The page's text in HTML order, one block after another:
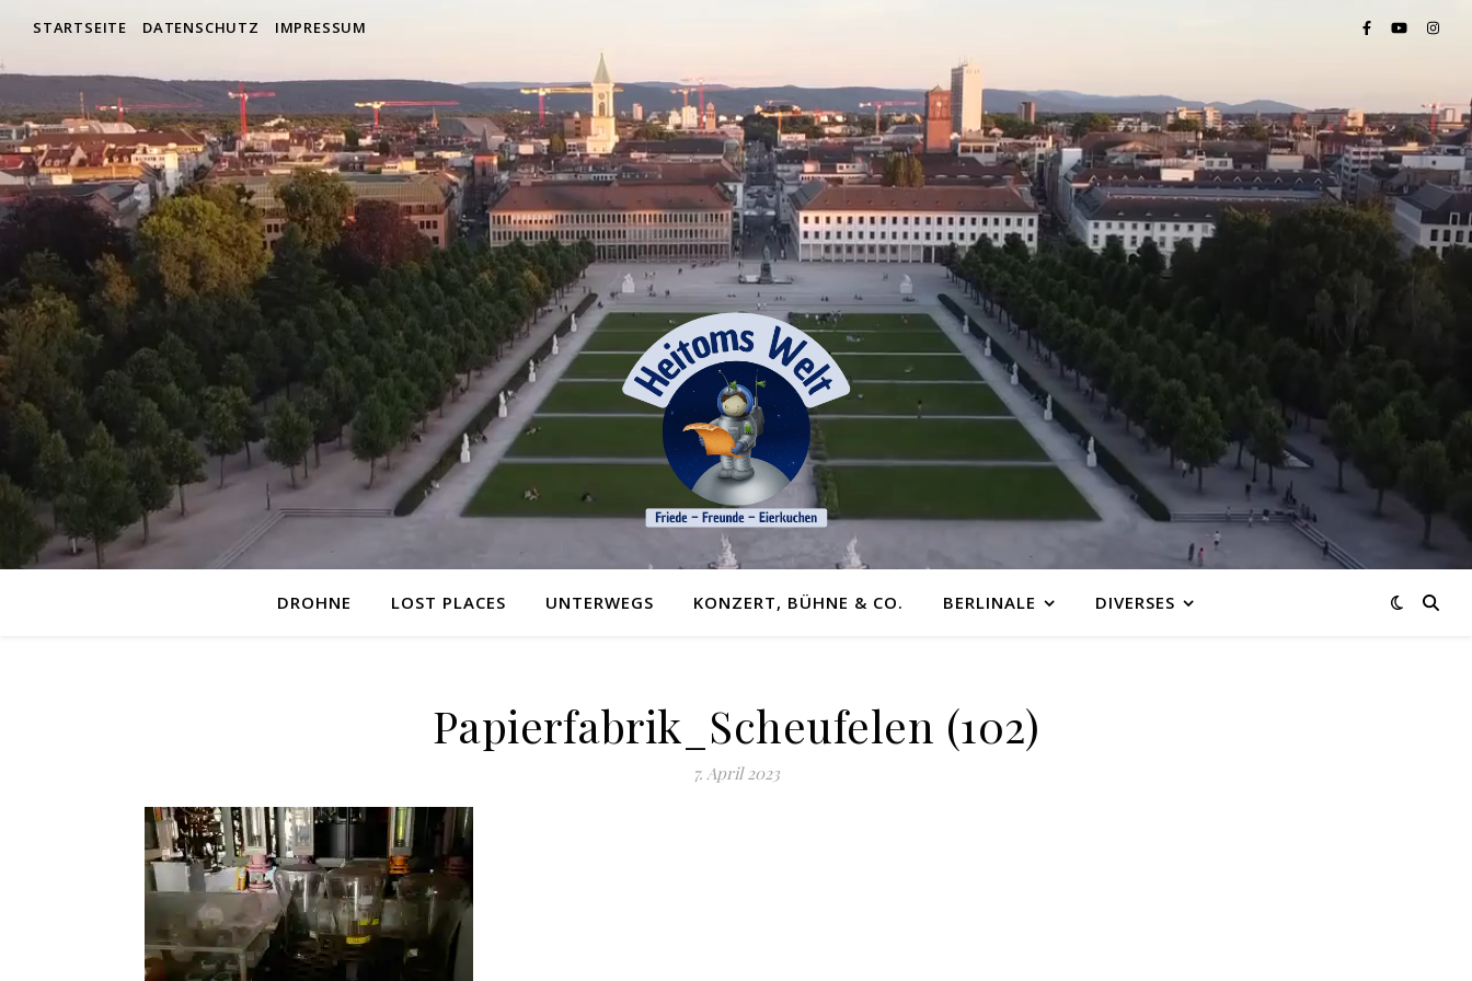
STARTSEITE DATENSCHUTZ IMPRESSUM
DROHNE LOST PLACES UNTERWEGS KONZERT, BÜHNE & CO. BERLINALE DIVERSES
Papierfabrik_Scheufelen (102)
7. April 2023